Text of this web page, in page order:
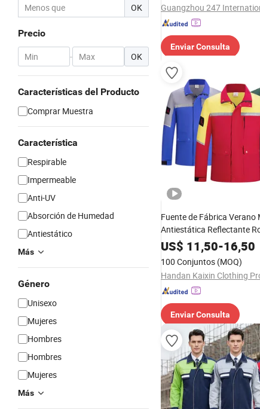
OK
Precio
- OK
Características del Producto
Comprar Muestra
Característica
Respirable
Impermeable
Anti-UV
Absorción de Humedad
Antiestático
Más
Género
Unisexo
Mujeres
Hombres
Hombres
Mujeres
Más
Guangzhou 247
Enviar Consulta
Fuente de Fábrica Verano
Antiestática Reflectante
Trabajo Poliéster Algodón
Petroquímica Impresión
EPP
US$ 11,50-16,50
100 Conjuntos (MOQ)
Enviar Consulta